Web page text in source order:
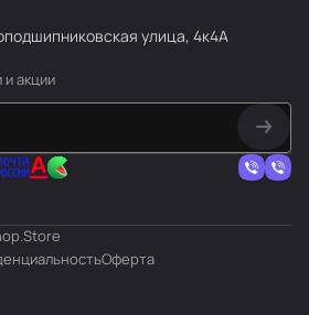
улица, 4к4А
и акции
Оферта